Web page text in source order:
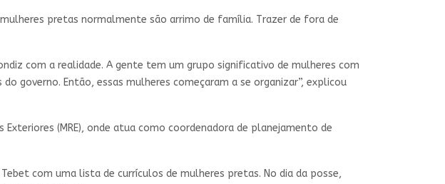
pretas normalmente são arrimo de família. Trazer de fora de
com a realidade. A gente tem um grupo significativo de mulheres com
governo. Então, essas mulheres começaram a se organizar”, explicou
Exteriores (MRE), onde atua como coordenadora de planejamento de
com uma lista de currículos de mulheres pretas. No dia da posse,